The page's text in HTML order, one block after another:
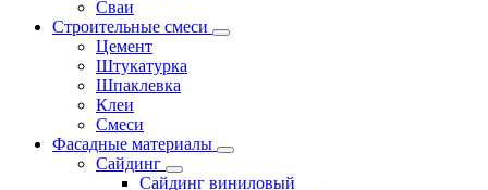
Сваи
Строительные смеси
Цемент
Штукатурка
Шпаклевка
Клеи
Смеси
Фасадные материалы
Сайдинг
Сайдинг виниловый